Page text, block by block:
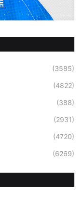
(3585)
(4822)
(388)
(2931)
(4720)
(6269)